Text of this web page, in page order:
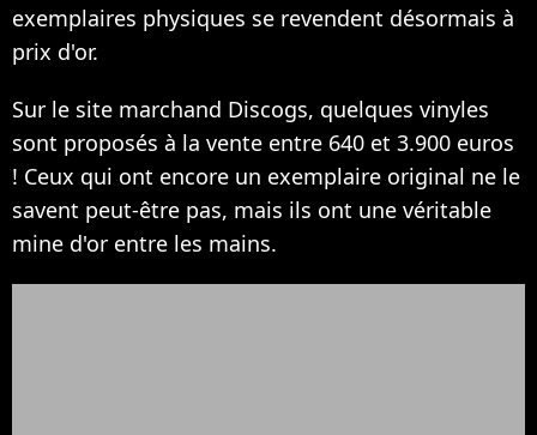
exemplaires physiques se revendent désormais à
prix d'or.
Sur le site marchand Discogs, quelques vinyles
sont proposés à la vente entre 640 et 3.900 euros
! Ceux qui ont encore un exemplaire original ne le
savent peut-être pas, mais ils ont une véritable
mine d'or entre les mains.